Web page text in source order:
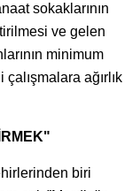
sokaklarının
ve gelen
minimum
ağırlık
biri